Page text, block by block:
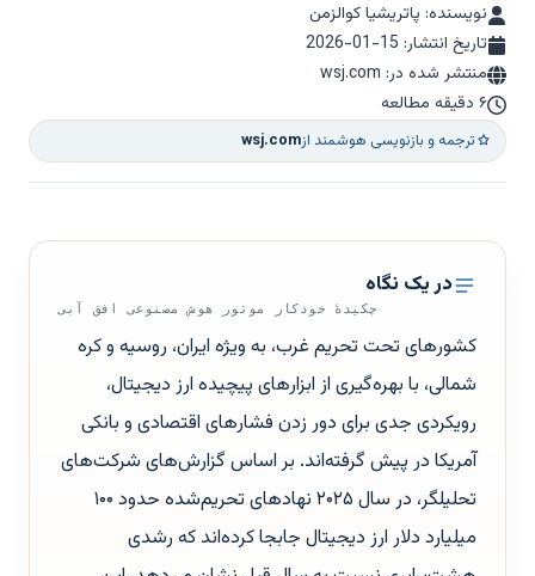
نویسنده: پاتریشیا کوالزمن
تاریخ انتشار: 2026-01-15
منتشر شده در: wsj.com
۶ دقیقه مطالعه
ترجمه و بازنویسی هوشمند ازwsj.com
در یک نگاه
چکیدهٔ خودکار موتور هوش مصنوعی افق آبی
کشورهای تحت تحریم غرب، به ویژه ایران، روسیه و کره
شمالی، با بهره‌گیری از ابزارهای پیچیده ارز دیجیتال،
رویکردی جدی برای دور زدن فشارهای اقتصادی و بانکی
آمریکا در پیش گرفته‌اند. بر اساس گزارش‌های شرکت‌های
تحلیلگر، در سال ۲۰۲۵ نهادهای تحریم‌شده حدود ۱۰۰
میلیارد دلار ارز دیجیتال جابجا کرده‌اند که رشدی